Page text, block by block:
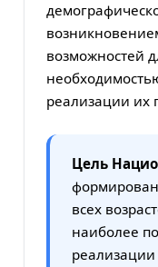
возможностей
реализации их
Цель
всех
наиболее